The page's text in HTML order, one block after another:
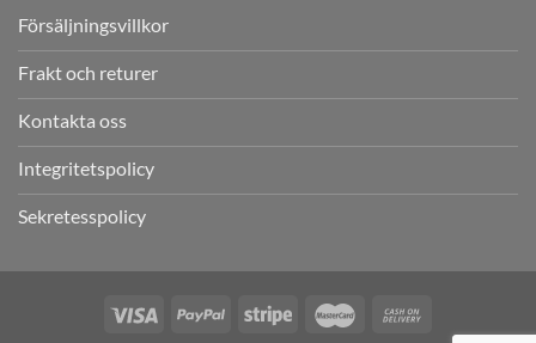
Försäljningsvillkor
Frakt och returer
Kontakta oss
Integritetspolicy
Sekretesspolicy